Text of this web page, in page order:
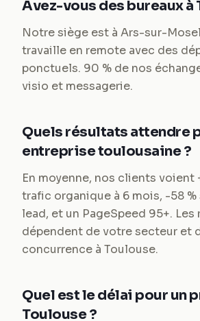
Avez-vous des bureaux à
Notre siège est à Ars-sur-
travaille en remote avec des
ponctuels. 90 % de nos
visio et messagerie.
Quels résultats attendre
entreprise toulousaine ?
En moyenne, nos clients voient
trafic organique à 6 mois, -58
lead, et un PageSpeed 95+. Les
dépendent de votre secteur et
concurrence à Toulouse.
Quel est le délai pour un
Toulouse ?